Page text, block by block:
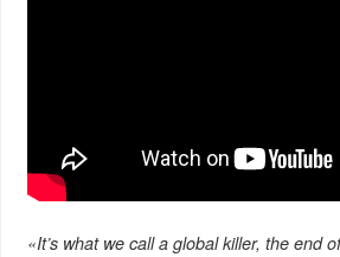
«It’s what we call a global killer, the end